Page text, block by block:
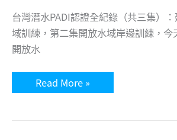
台灣潛水PADI認證全紀錄（共三集）
域訓練，第二集開放水域岸邊訓練，今
開放水
「總
結
的
Read More »